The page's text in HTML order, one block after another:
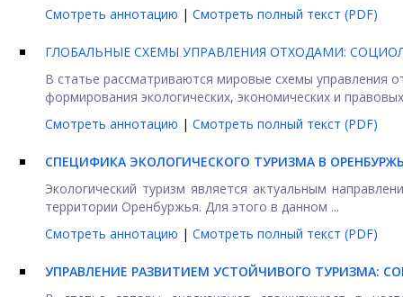
Смотреть аннотацию | Смотреть полный текст (PDF)
ГЛОБАЛЬНЫЕ СХЕМЫ УПРАВЛЕНИЯ ОТХОДАМИ:
В статье рассматриваются мировые схемы управления
формирования экологических, экономических и
Смотреть аннотацию | Смотреть полный текст (PDF)
СПЕЦИФИКА ЭКОЛОГИЧЕСКОГО ТУРИЗМА В
Экологический туризм является актуальным
территории Оренбуржья. Для этого в данном ...
Смотреть аннотацию | Смотреть полный текст (PDF)
УПРАВЛЕНИЕ РАЗВИТИЕМ УСТОЙЧИВОГО ТУРИЗМА: